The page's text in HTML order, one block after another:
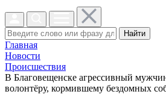
Найти
Главная
Новости
Проиcшествия
В Благовещенске агрессивный
волонтёру, кормившему бездомных